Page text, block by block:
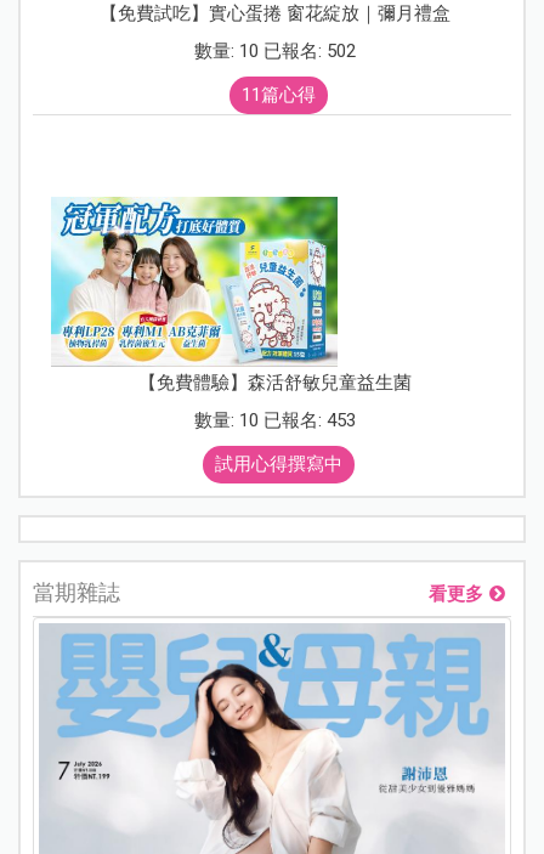
【免費試吃】實心蛋捲 窗花綻放｜彌月禮盒
數量: 10 已報名: 502
11篇心得
【免費體驗】森活舒敏兒童益生菌
數量: 10 已報名: 453
試用心得撰寫中
當期雜誌 看更多